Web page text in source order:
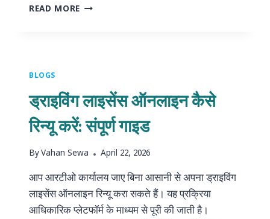
READ MORE वाहन
पता
करें
(संपूर्ण
गाइड)
BLOGS
ड्राइविंग लाइसेंस ऑनलाइन कैसे
रिन्यू करें: संपूर्ण गाइड
ByVahan Sewa April 22, 2026
आप आरटीओ कार्यालय जाए बिना आसानी से अपना ड्राइविंग
लाइसेंस ऑनलाइन रिन्यू करा सकते हैं। यह प्रक्रिया
आधिकारिक प्लेटफॉर्म के माध्यम से पूरी की जाती है।